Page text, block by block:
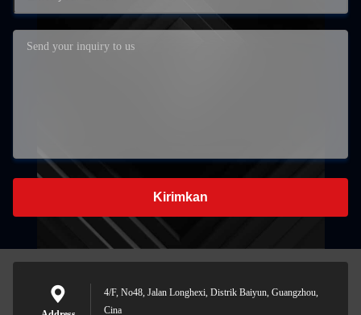
Kirimkan
4/F, No48, Jalan Longhexi, Distrik Baiyun, Guangzhou,
Cina